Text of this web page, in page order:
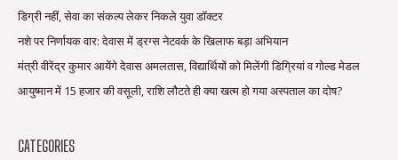
डिग्री नहीं, सेवा का संकल्प लेकर निकले युवा डॉक्टर
नशे पर निर्णायक वार: देवास में ड्रग्स नेटवर्क के खिलाफ बड़ा अभियान
मंत्री वीरेंद्र कुमार आयेंगे देवास अमलतास, विद्यार्थियों को मिलेंगी डिग्रियां व गोल्ड मेडल
आयुष्मान में 15 हजार की वसूली, राशि लौटते ही क्या खत्म हो गया अस्पताल का दोष?
CATEGORIES